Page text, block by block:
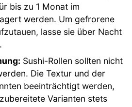
bis zu 1 Monat im
werden. Um gefrorene
lasse sie über Nacht
Sushi-Rollen sollten nicht
Die Textur und der
beeinträchtigt werden,
Varianten stets